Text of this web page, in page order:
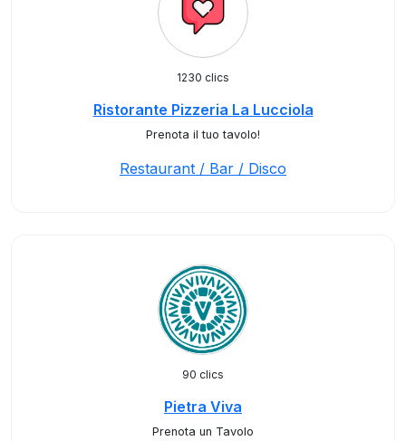
1230 clics
Ristorante Pizzeria La Lucciola
Prenota il tuo tavolo!
Restaurant / Bar / Disco
90 clics
Pietra Viva
Prenota un Tavolo